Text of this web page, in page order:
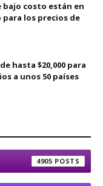
bajo costo están en
los precios de
hasta $20,000 para
a unos 50 países
4905